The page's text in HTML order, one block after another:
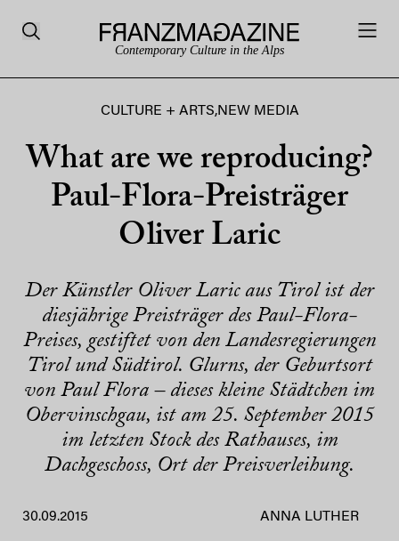
Contemporary Culture in the Alps
CULTURE + ARTS,NEW MEDIA
What are we reproducing?
Paul-Flora-Preisträger
Oliver Laric
Der Künstler Oliver Laric aus Tirol ist der
diesjährige Preisträger des Paul-Flora-
Preises, gestiftet von den Landesregierungen
Tirol und Südtirol. Glurns, der Geburtsort
von Paul Flora – dieses kleine Städtchen im
Obervinschgau, ist am 25. September 2015
im letzten Stock des Rathauses, im
Dachgeschoss, Ort der Preisverleihung.
30.09.2015 ANNA LUTHER